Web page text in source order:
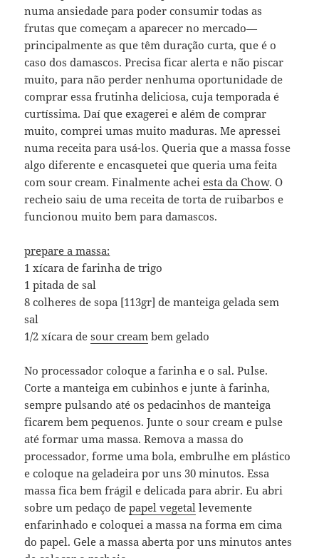
numa ansiedade para poder consumir todas as
frutas que começam a aparecer no mercado—
principalmente as que têm duração curta, que é o
caso dos damascos. Precisa ficar alerta e não piscar
muito, para não perder nenhuma oportunidade de
comprar essa frutinha deliciosa, cuja temporada é
curtíssima. Daí que exagerei e além de comprar
muito, comprei umas muito maduras. Me apressei
numa receita para usá-los. Queria que a massa fosse
algo diferente e encasquetei que queria uma feita
com sour cream. Finalmente acheiesta da Chow. O
recheio saiu de uma receita de torta de ruibarbos e
funcionou muito bem para damascos.
prepare a massa:
1 xícara de farinha de trigo
1 pitada de sal
8 colheres de sopa [113gr] de manteiga gelada sem
sal
1/2 xícara desour cream bem gelado
No processador coloque a farinha e o sal. Pulse.
Corte a manteiga em cubinhos e junte à farinha,
sempre pulsando até os pedacinhos de manteiga
ficarem bem pequenos. Junte o sour cream e pulse
até formar uma massa. Remova a massa do
processador, forme uma bola, embrulhe em plástico
e coloque na geladeira por uns 30 minutos. Essa
massa fica bem frágil e delicada para abrir. Eu abri
sobre um pedaço depapel vegetal levemente
enfarinhado e coloquei a massa na forma em cima
do papel. Gele a massa aberta por uns minutos antes